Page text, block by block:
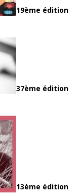
19ème édition
37ème édition
13ème édition